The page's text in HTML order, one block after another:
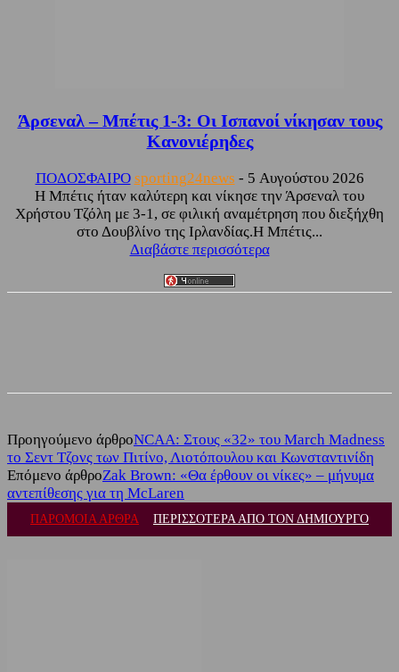
Άρσεναλ – Μπέτις 1-3: Οι Ισπανοί νίκησαν τους
Κανονιέρηδες
ΠΟΔΟΣΦΑΙΡΟ sporting24news - 5 Αυγούστου 2026
Η Μπέτις ήταν καλύτερη και νίκησε την Άρσεναλ του
Χρήστου Τζόλη με 3-1, σε φιλική αναμέτρηση που διεξήχθη
στο Δουβλίνο της Ιρλανδίας.Η Μπέτις...
Διαβάστε περισσότερα
Προηγούμενο άρθροNCAA: Στους «32» του March Madness
το Σεντ Τζονς των Πιτίνο, Λιοτόπουλου και Κωνσταντινίδη
Επόμενο άρθροZak Brown: «Θα έρθουν οι νίκες» – μήνυμα
αντεπίθεσης για τη McLaren
ΠΑΡΟΜΟΙΑ ΑΡΘΡΑ ΠΕΡΙΣΣΟΤΕΡΑ ΑΠΟ ΤΟΝ ΔΗΜΙΟΥΡΓΟ